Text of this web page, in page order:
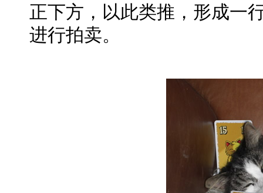
正下方，以此类推，形成一
进行拍卖。